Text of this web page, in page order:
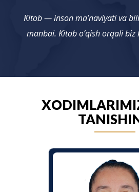
Kitob — inson ma’naviyati va
manbai. Kitob o‘qish orqali